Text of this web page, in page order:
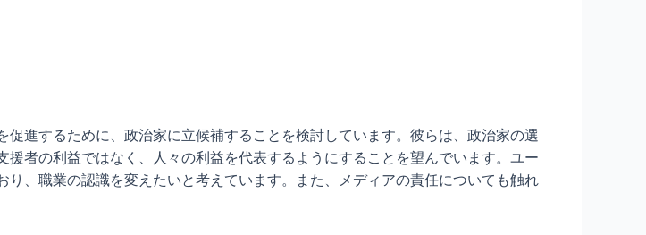
進するために、政治家に立候補することを検討しています。彼らは、政治家の選
者の利益ではなく、人々の利益を代表するようにすることを望んでいます。ユー
、職業の認識を変えたいと考えています。また、メディアの責任についても触れ